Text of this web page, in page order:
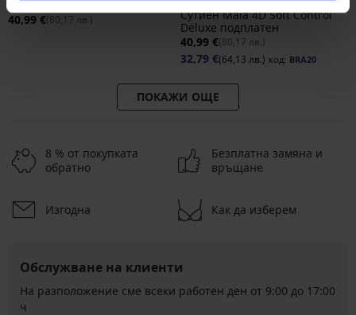
неподплатен
40,99 €(80,17 лв.)
Сутиен Maia 4D Soft Control
Deluxe подплатен
40,99 €(80,17 лв.)
32,79 €(64,13 лв.) код: BRA20
ПОКАЖИ ОЩЕ
8 % от покупката
обратно
Безплатна замяна и
връщане
Изгодна Как да изберем
Обслужване на клиенти
На разположение сме всеки работен ден от 9:00 до 17:00
ч